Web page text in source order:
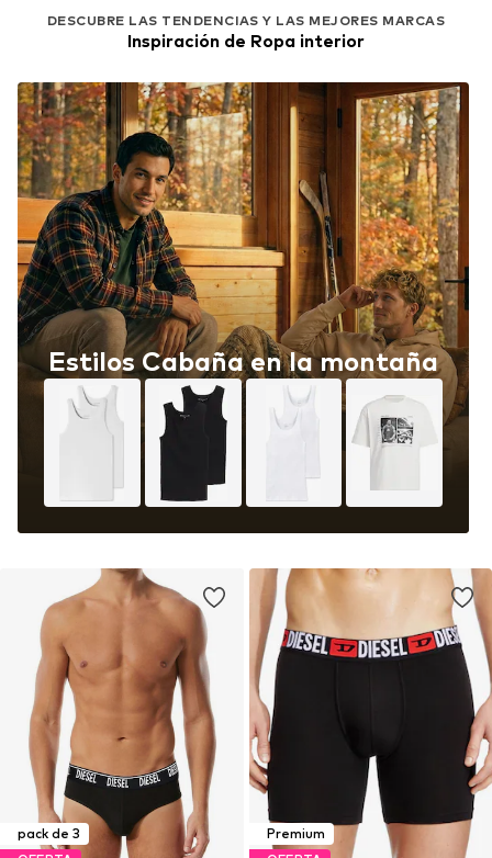
pack de 3
Premium
DESCUBRE LAS TENDENCIAS Y LAS MEJORES MARCAS
Inspiración de Ropa interior
Estilos Cabaña en la montaña